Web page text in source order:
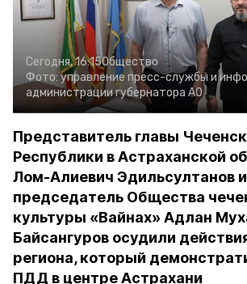
Сегодня, 16:15Общество
Фото: управление пресс-службы и
администрации губернатора АО
Представитель главы
Республики в Астраханской
Лом-Алиевич Эдильсултанов и
председатель Общества
культуры «Вайнах» Адлан
Байсангуров осудили
региона, который
ПДД в центре Астрахани